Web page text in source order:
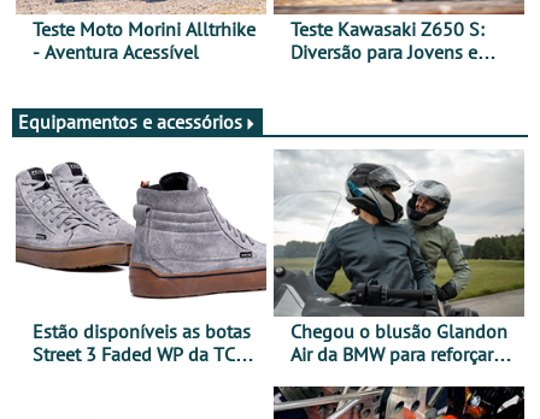
Teste Moto Morini Alltrhike
- Aventura Acessível
Teste Kawasaki Z650 S:
Diversão para Jovens e
Equipamentos e acessórios
Estão disponíveis as botas
Street 3 Faded WP da TCX
Chegou o blusão Glandon
Air da BMW para reforçar
verão